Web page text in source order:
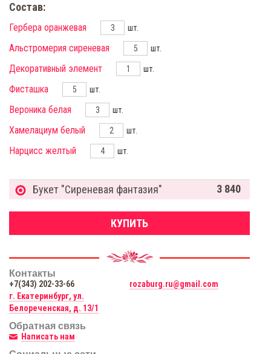
Состав:
Гербера оранжевая шт.
Альстромерия сиреневая шт.
Декоративный элемент шт.
Фисташка шт.
Вероника белая шт.
Хамелациум белый шт.
Нарцисс желтый шт.
Букет "Сиреневая фантазия" 3 840
КУПИТЬ
Контакты
+7(343) 202-33-66
rozaburg.ru@gmail.com
г. Екатеринбург, ул.
Белореченская, д. 13/1
Обратная связь
Написать нам